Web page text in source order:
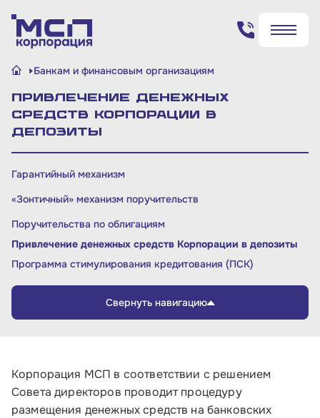
Найти
Поиск по сайту
Найти
Банкам и финансовым организациям
Привлечение денежных
средств Корпорации в
депозиты
Гарантийный механизм
«Зонтичный» механизм поручительств
Поручительства по облигациям
Привлечение денежных средств Корпорации в депозиты
Программа стимулирования кредитования (ПСК)
Корпорация МСП в соответствии с решением
Совета директоров проводит процедуру
размещения денежных средств на банковских